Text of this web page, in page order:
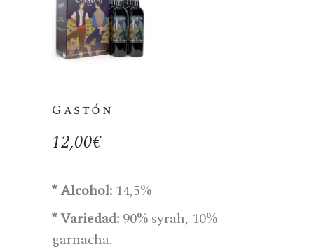
Gastón
12,00€
* Alcohol: 14,5%
* Variedad: 90% syrah, 10%
garnacha.